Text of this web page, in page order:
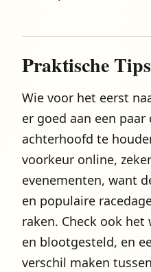
Praktische
Wie voor het eerst
er goed aan een
achterhoofd te
voorkeur online,
evenementen, want
en populaire
raken. Check ook
en blootgesteld, en
verschil maken